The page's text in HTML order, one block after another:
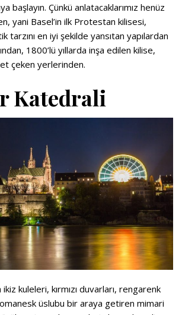
başlayın. Çünkü anlatacaklarımız henüz
yani Basel’in ilk Protestan kilisesi,
tarzını en iyi şekilde yansıtan yapılardan
1800’lü yıllarda inşa edilen kilise,
çeken yerlerinden.
Katedrali
kuleleri, kırmızı duvarları, rengarenk
üslubu bir araya getiren mimari